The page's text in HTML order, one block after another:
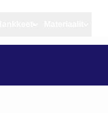
Elinkeino
Rannikko ja
Liitto
Liiton